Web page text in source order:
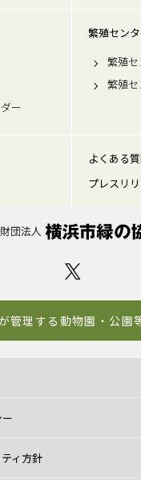
ー
繁殖セン
繁殖
繁殖
よくある
プレスリ
管理する動物園・公園
ィ方針